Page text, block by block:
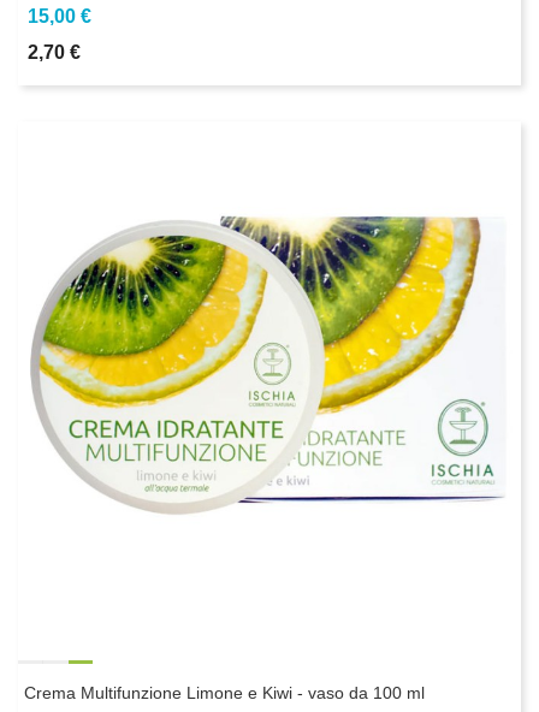
15,00 €
2,70 €
Crema Multifunzione Limone e Kiwi - vaso da 100 ml